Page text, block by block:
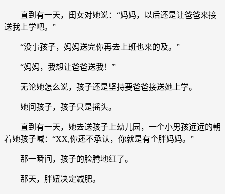
直到有一天，闺女对她说：“妈妈，以后还是让爸爸来接
送我上学吧。”
“没事孩子，妈妈送完你再去上班也来的及。”
“妈妈，我想让爸爸送我！”
无论她怎么说，孩子还是坚持要爸爸接送她上学。
她问孩子，孩子只是摇头。
直到有一天，她去送孩子上幼儿园，一个小男孩远远的朝
着她孩子喊：“XX,你还不承认，你就是有个胖妈妈。”
那一瞬间，孩子的脸腾地红了。
那天，胖妞决定减肥。